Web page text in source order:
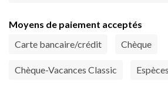
Moyens de paiement acceptés
Carte bancaire/crédit
Chèque
Chèque-Vacances Classic Espèces